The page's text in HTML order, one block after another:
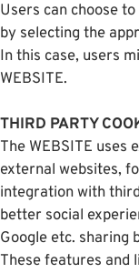
Users can choose
by selecting the
In this case, users
WEBSITE.
THIRD PARTY
The WEBSITE
external websites,
integration with
better social
Google etc. sharing
These features and